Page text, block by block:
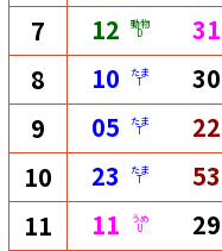
7 12 動物
D 31
8 10 たま
T 30
9 05 たま
T 22
10 23 たま
T 53
11 11 うめ
U 29